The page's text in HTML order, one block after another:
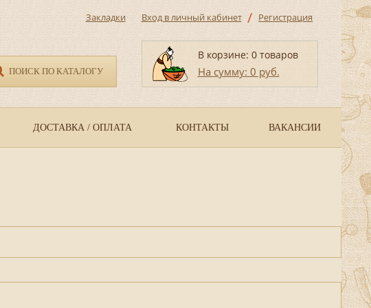
ПОИСК ПО КАТАЛОГУ
Закладки Вход в личный кабинет / Регистрация
В корзине: 0 товаров
На сумму: 0 руб.
ДОСТАВКА / ОПЛАТА КОНТАКТЫ ВАКАНСИИ